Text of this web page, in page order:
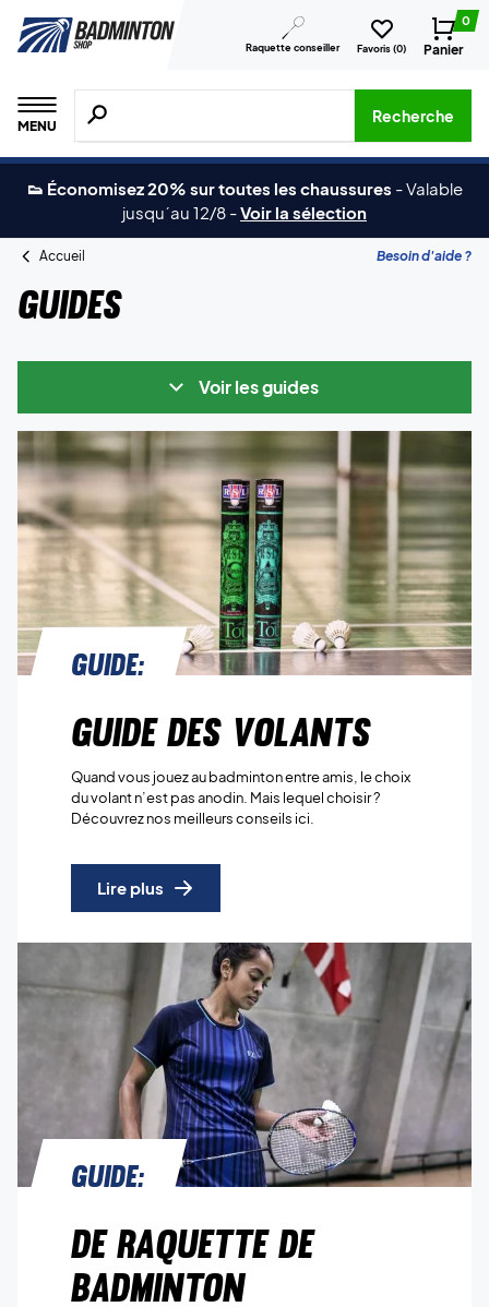
Raquette conseiller Favoris (0)
0
Panier
MENU
Recherche de produits, de marques, etc.
Recherche
👟 Économisez 20% sur toutes les chaussures -Valable
jusqu´au 12/8 -Voir la sélection
Accueil Besoin d'aide ?
Guides
Voir les guides
Guide:
Guide des volants
Quand vous jouez au badminton entre amis, le choix
du volant n’est pas anodin. Mais lequel choisir ?
Découvrez nos meilleurs conseils ici.
Lire plus
Guide:
DE RAQUETTE DE
BADMINTON